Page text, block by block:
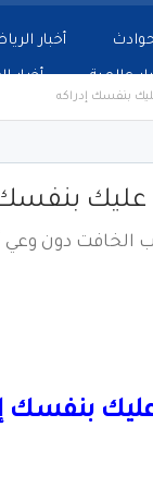
أخبار
عالمية أخبار
بنفسك إدراكه
عليك بنفسك
دون وعي
بنفسك